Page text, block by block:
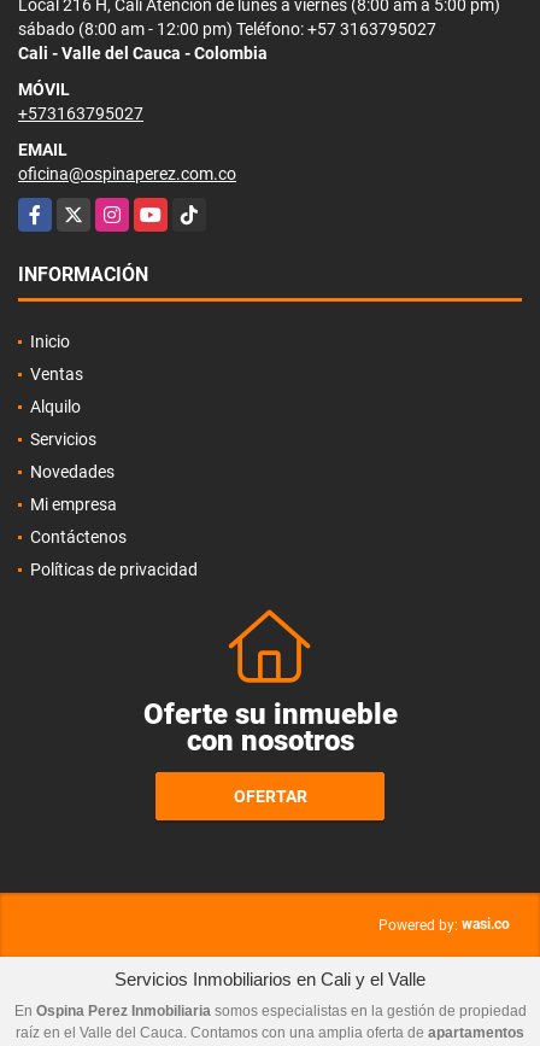
Local 216 H, Cali Atención de lunes a viernes (8:00 am a 5:00 pm)
sábado (8:00 am - 12:00 pm) Teléfono: +57 3163795027
Cali - Valle del Cauca - Colombia
MÓVIL
+573163795027
EMAIL
oficina@ospinaperez.com.co
Facebook
X InstagramYouTubeTikTok
INFORMACIÓN
Inicio
Ventas
Alquilo
Servicios
Novedades
Mi empresa
Contáctenos
Políticas de privacidad
Oferte su inmueble
con nosotros
OFERTAR
Powered by: wasi.co
Servicios Inmobiliarios en Cali y el Valle
En Ospina Perez Inmobiliariasomos especialistas en la gestión de propiedad
raíz en el Valle del Cauca. Contamos con una amplia oferta de apartamentos